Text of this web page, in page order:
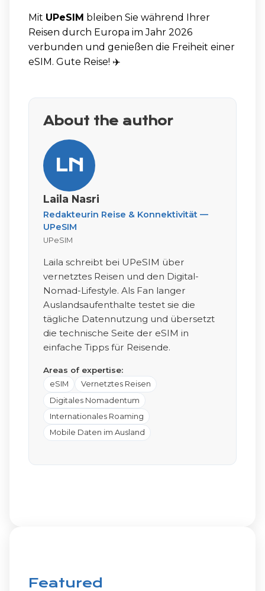
Mit UPeSIM bleiben Sie während Ihrer
Reisen durch Europa im Jahr 2026
verbunden und genießen die Freiheit einer
eSIM. Gute Reise! ✈️
About the author
LN
Laila Nasri
Redakteurin Reise & Konnektivität —
UPeSIM
UPeSIM
Laila schreibt bei UPeSIM über
vernetztes Reisen und den Digital-
Nomad-Lifestyle. Als Fan langer
Auslandsaufenthalte testet sie die
tägliche Datennutzung und übersetzt
die technische Seite der eSIM in
einfache Tipps für Reisende.
Areas of expertise:
eSIM
Vernetztes Reisen
Digitales Nomadentum
Internationales Roaming
Mobile Daten im Ausland
Featured